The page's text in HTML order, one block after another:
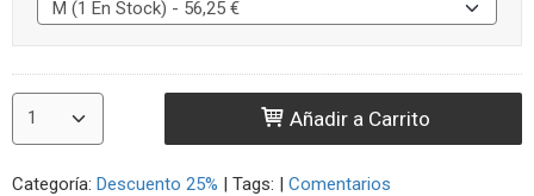
Añadir a Carrito
Categoría: Descuento 25% | Tags: | Comentarios